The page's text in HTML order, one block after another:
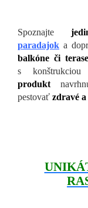
Spoznajte
paradajok a
balkóne či
s
produkt
pestovať zdravé